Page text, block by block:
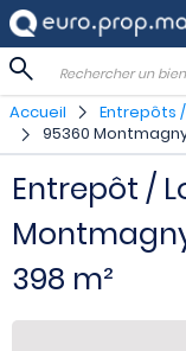
Rechercher un bien
Accueil Entrepôts
95360
Entrepôt /
398 m²